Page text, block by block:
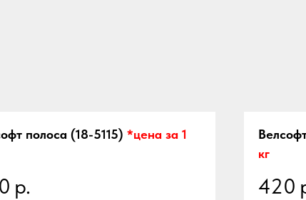
полоса (18-5115) *цена за 1
р.
кг
420